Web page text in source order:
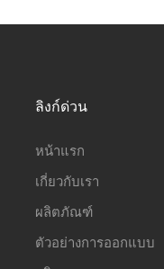
ลิงก์ด่วน
หน้าแรก
เกี่ยวกับเรา
ผลิตภัณฑ์
ตัวอย่างการออกแบบ